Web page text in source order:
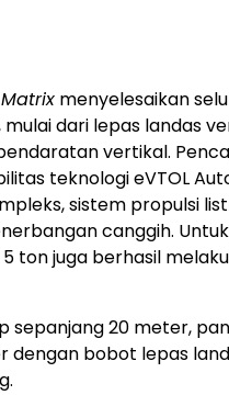
Matrix menyelesaikan
dari lepas landas
vertikal.
teknologi eVTOL
sistem propulsi
canggih.
ton juga berhasil
sepanjang 20 meter,
dengan bobot lepas